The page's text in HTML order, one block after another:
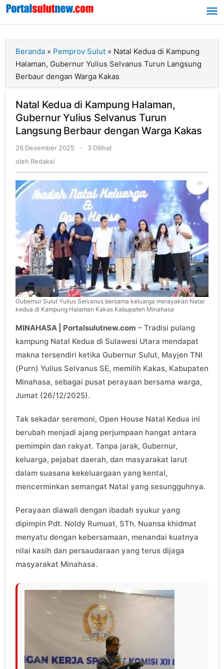
Lewati
Beranda » Pemprov Sulut » Natal Kedua di Kampung
Halaman, Gubernur Yulius Selvanus Turun Langsung
Berbaur dengan Warga Kakas
Natal Kedua di Kampung Halaman,
Gubernur Yulius Selvanus Turun
Langsung Berbaur dengan Warga Kakas
26 Desember 2025
oleh
-
3 Dilihat
oleh Redaksi
Gubernur Sulut Yulius Selvanus bersama keluarga merayakan Natal
kedua di Kampung Halaman Kakas Kabupaten Minahasa
MINAHASA | Portalsulutnew.com – Tradisi pulang
kampung Natal Kedua di Sulawesi Utara mendapat
makna tersendiri ketika Gubernur Sulut, Mayjen TNI
(Purn) Yulius Selvanus SE, memilih Kakas, Kabupaten
Minahasa, sebagai pusat perayaan bersama warga,
Jumat (26/12/2025).
Tak sekadar seremoni, Open House Natal Kedua ini
berubah menjadi ajang perjumpaan hangat antara
pemimpin dan rakyat. Tanpa jarak, Gubernur,
keluarga, pejabat daerah, dan masyarakat larut
dalam suasana kekeluargaan yang kental,
mencerminkan semangat Natal yang sesungguhnya.
Perayaan diawali dengan ibadah syukur yang
dipimpin Pdt. Noldy Rumuat, STh. Nuansa khidmat
menyatu dengan kebersamaan, menandai kuatnya
nilai kasih dan persaudaraan yang terus dijaga
masyarakat Minahasa.